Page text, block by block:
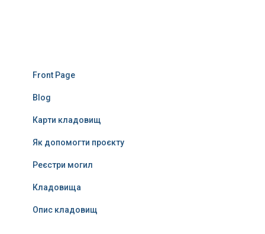
Front Page
Blog
Карти кладовищ
Як допомогти проєкту
Реєстри могил
Кладовища
Опис кладовищ